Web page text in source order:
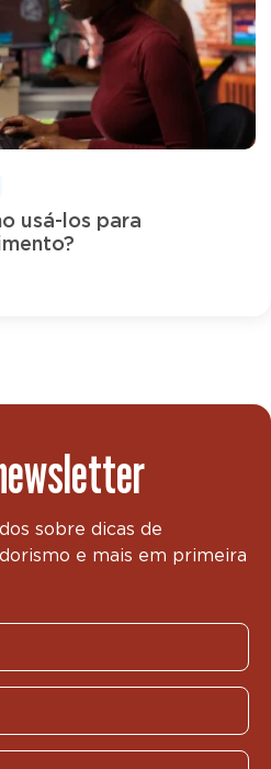
usá-los para
sobre dicas de
e mais em primeira